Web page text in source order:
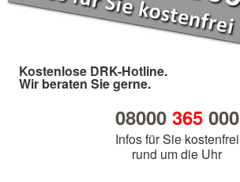
Kostenlose DRK-Hotline.
Wir beraten Sie gerne.
08000 365000
Infos für Sie kostenfrei
rund um die Uhr